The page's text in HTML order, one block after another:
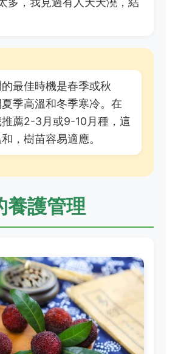
最佳時機是春季或秋
季高溫和冬季寒冷。在
推薦2-3月或9-10月種，這
，樹苗容易適應。
養護管理